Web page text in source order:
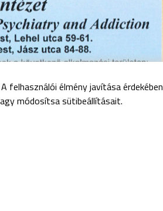
felhasználói élmény javítása érdekében
módosítsa sütibeállításait.